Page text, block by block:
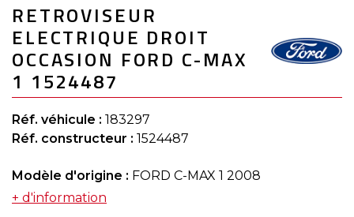
to
the
beginning
of
the
images
gallery
RETROVISEUR
ELECTRIQUE DROIT
OCCASION FORD C-MAX
1 1524487
Réf. véhicule : 183297
Réf. constructeur : 1524487
Modèle d'origine : FORD C-MAX 1 2008
+ d'information